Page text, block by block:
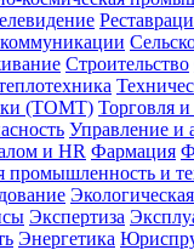
Строительство
(ТОМТ) Торговля
Управление и
и HR Фармация
промышленность и
Экспертиза
Энергетика